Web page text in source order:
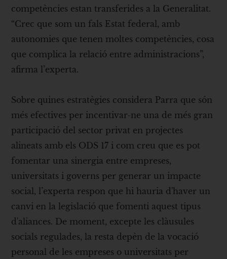
competències estan transferides a la Generalitat.
“Crec que som un fals Estat federal, amb
autonomies que tenen moltes competències, cosa
que complica la relació entre administracions”,
afirma l’experta.
Sobre quines estratègies considera Parra que són
més efectives per incentivar-ne una de més gran
participació del sector privat en projectes
alineats amb els ODS 17 i com creu que es pot
fomentar una sinergia entre empreses,
universitats i governs per generar un impacte
social, l’experta respon que hi hauria d'haver un
canvi en la legislació que fomenti aquest tipus
d'aliances. De moment, excepte les clàusules
socials regulades, la resta depèn de la vocació
personal de les empreses o universitats per